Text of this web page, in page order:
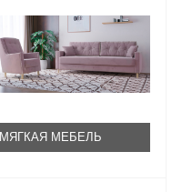
МЯГКАЯ МЕБЕЛЬ